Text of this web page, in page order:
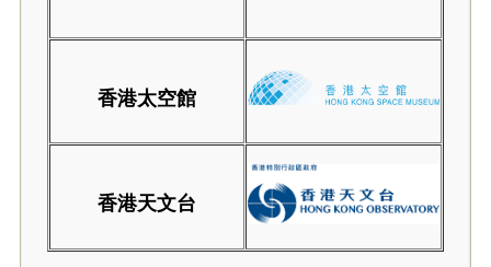
香港太空館
香港天文台